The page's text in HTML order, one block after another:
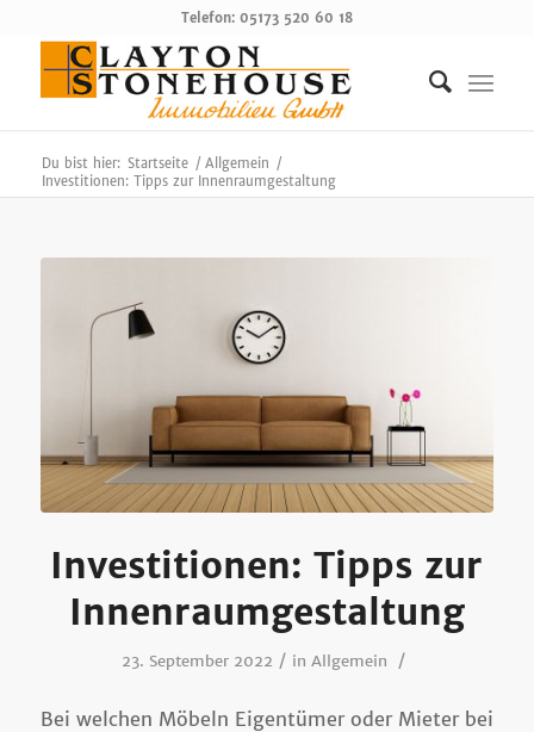
Telefon: 05173 520 60 18
Du bist hier: Startseite / Allgemein /
Investitionen: Tipps zur Innenraumgestaltung
Investitionen: Tipps zur
Innenraumgestaltung
23. September 2022 / inAllgemein /
Bei welchen Möbeln Eigentümer oder Mieter bei